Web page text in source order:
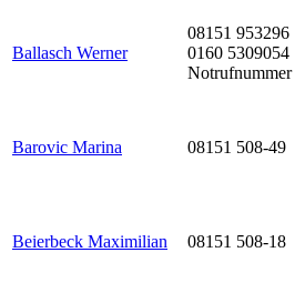
Ballasch Werner
08151 953296
0160 5309054
Notrufnummer
Barovic Marina 08151 508-49
Beierbeck Maximilian 08151 508-18